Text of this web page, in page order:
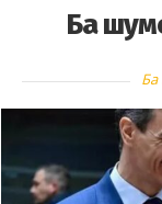
Ба